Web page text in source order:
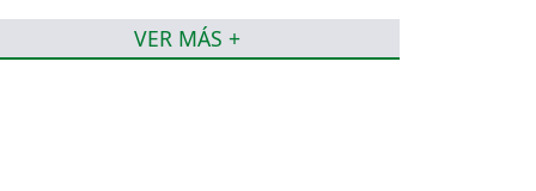
VER MÁS +